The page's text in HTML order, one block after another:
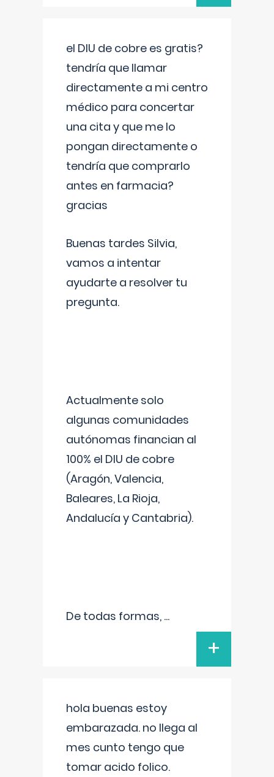
el DIU de cobre es gratis?
tendría que llamar
directamente a mi centro
médico para concertar
una cita y que me lo
pongan directamente o
tendría que comprarlo
antes en farmacia?
gracias
Buenas tardes Silvia,
vamos a intentar
ayudarte a resolver tu
pregunta.
Actualmente solo
algunas comunidades
autónomas financian al
100% el DIU de cobre
(Aragón, Valencia,
Baleares, La Rioja,
Andalucía y Cantabria).
De todas formas, ...
+
hola buenas estoy
embarazada. no llega al
mes cunto tengo que
tomar acido folico.